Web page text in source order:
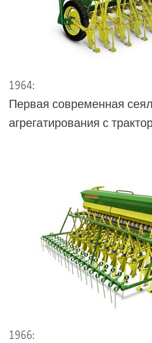
1964:
Первая современная
агрегатирования с
1966: